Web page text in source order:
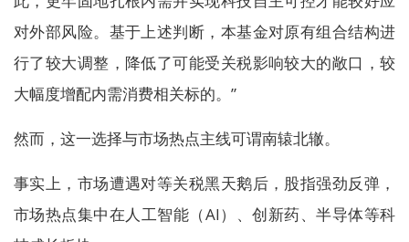
对外部风险。基于上述判断，本基金对原有组合结构进
行了较大调整，降低了可能受关税影响较大的敞口，较
大幅度增配内需消费相关标的。”
然而，这一选择与市场热点主线可谓南辕北辙。
事实上，市场遭遇对等关税黑天鹅后，股指强劲反弹，
市场热点集中在人工智能（AI）、创新药、半导体等科